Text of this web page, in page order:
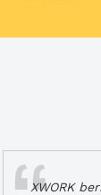
XWORK